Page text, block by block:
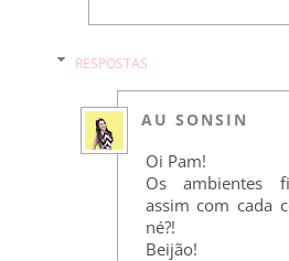
RESPOSTAS
AU SONSIN
Oi Pam!
Os ambientes
assim com cada
né?!
Beijão!